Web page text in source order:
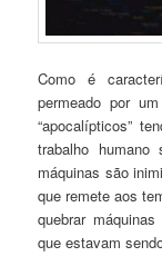
Como é
permeado por
“apocalípticos”
trabalho
máquinas são
que remete aos
quebrar
que estavam